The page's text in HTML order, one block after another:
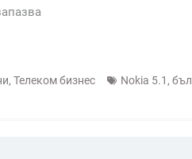
, Телеком бизнес Nokia 5.1 ,